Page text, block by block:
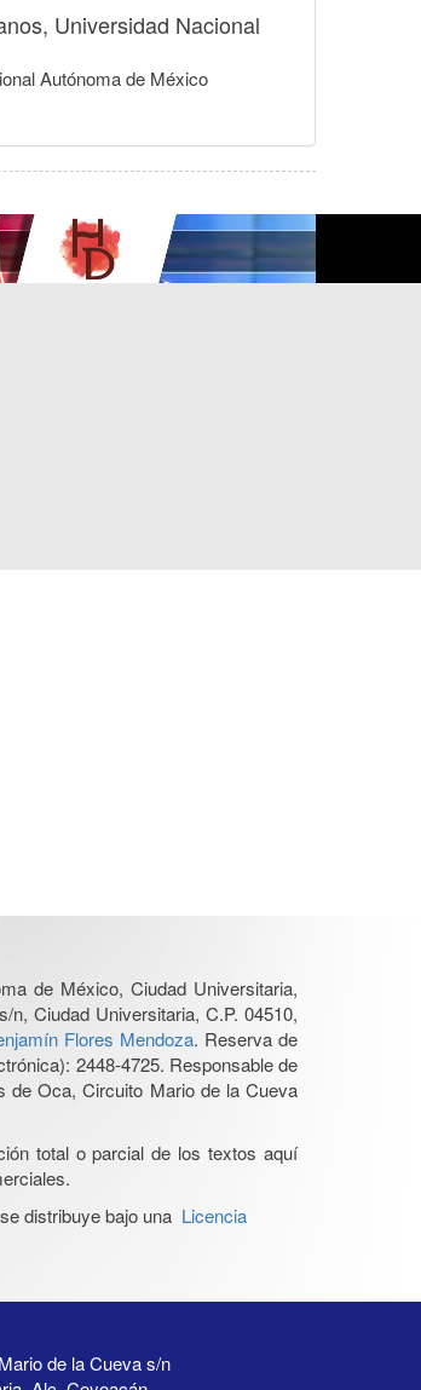
Universidad Nacional
Autónoma de México
de México, Ciudad Universitaria,
Ciudad Universitaria, C.P. 04510,
Flores Mendoza. Reserva de
2448-4725. Responsable de
de Oca, Circuito Mario de la Cueva
total o parcial de los textos aquí
se distribuye bajo una Licencia
de la Cueva s/n